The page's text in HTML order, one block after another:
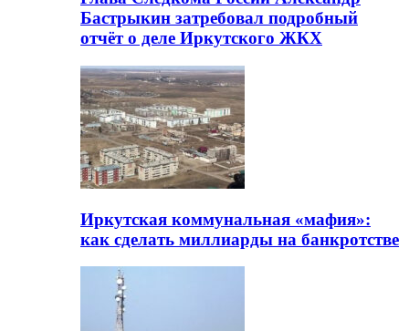
Бастрыкин затребовал подробный
отчёт о деле Иркутского ЖКХ
Иркутская коммунальная «мафия»:
как сделать миллиарды на банкротстве